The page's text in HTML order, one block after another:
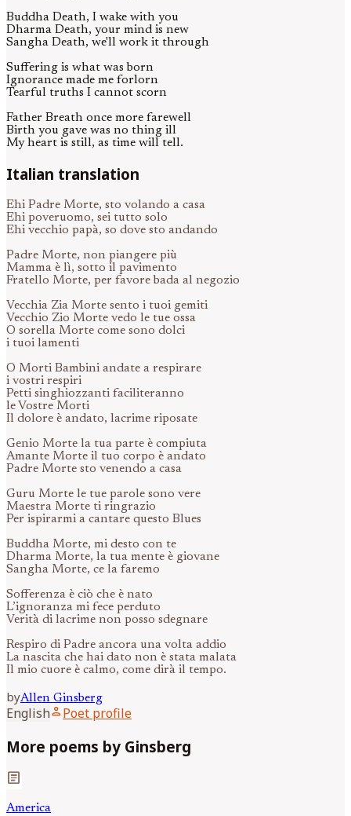
Buddha Death, I wake with you
Dharma Death, your mind is new
Sangha Death, we'll work it through
Suffering is what was born
Ignorance made me forlorn
Tearful truths I cannot scorn
Father Breath once more farewell
Birth you gave was no thing ill
My heart is still, as time will tell.
Italian translation
Ehi Padre Morte, sto volando a casa
Ehi poveruomo, sei tutto solo
Ehi vecchio papà, so dove sto andando
Padre Morte, non piangere più
Mamma è lì, sotto il pavimento
Fratello Morte, per favore bada al negozio
Vecchia Zia Morte sento i tuoi gemiti
Vecchio Zio Morte vedo le tue ossa
O sorella Morte come sono dolci
i tuoi lamenti
O Morti Bambini andate a respirare
i vostri respiri
Petti singhiozzanti faciliteranno
le Vostre Morti
Il dolore è andato, lacrime riposate
Genio Morte la tua parte è compiuta
Amante Morte il tuo corpo è andato
Padre Morte sto venendo a casa
Guru Morte le tue parole sono vere
Maestra Morte ti ringrazio
Per ispirarmi a cantare questo Blues
Buddha Morte, mi desto con te
Dharma Morte, la tua mente è giovane
Sangha Morte, ce la faremo
Sofferenza è ciò che è nato
L’ignoranza mi fece perduto
Verità di lacrime non posso sdegnare
Respiro di Padre ancora una volta addio
La nascita che hai dato non è stata malata
Il mio cuore è calmo, come dirà il tempo.
byAllen Ginsberg
Englishperson Poet profile
More poems by Ginsberg
article
America